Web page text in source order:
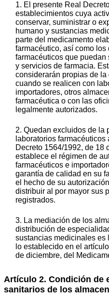
1. El presente Real
establecimientos cuya
conservar, suministrar o
humano y sustancias
parte del medicamento
farmacéutico, así como los
farmacéuticos que
y servicios de farmacia.
considerarán propias de
cuando se realicen con
importadores, otros
farmacéutica o con las
legalmente autorizados.
2. Quedan excluidos de la
laboratorios farmacéuticos
Decreto 1564/1992, de 18
establece el régimen de
farmacéuticos e
garantía de calidad en su
el hecho de su
distribuir al por mayor sus
registrados.
3. La mediación de los
distribución de
sustancias medicinales es
lo establecido en el
de diciembre, del
Artículo 2. Condición de
sanitarios de los